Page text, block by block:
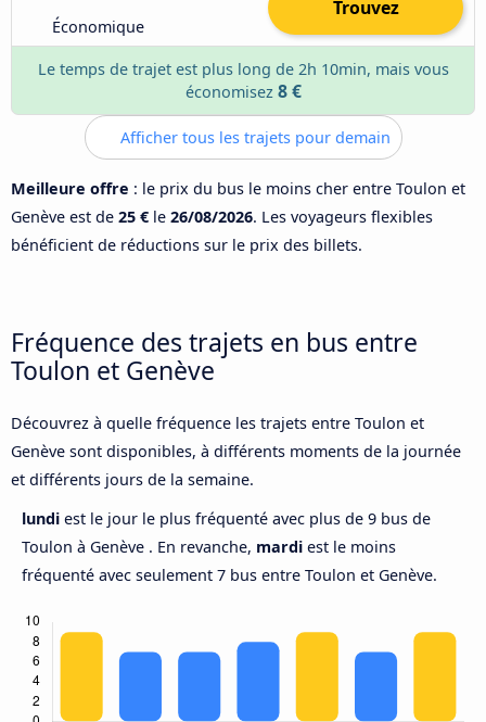
Économique
Trouvez
Le temps de trajet est plus long de 2h 10min, mais vous
économisez 8 €
Afficher tous les trajets pour demain
Meilleure offre : le prix du bus le moins cher entre Toulon et
Genève est de 25 € le 26/08/2026. Les voyageurs flexibles
bénéficient de réductions sur le prix des billets.
Fréquence des trajets en bus entre
Toulon et Genève
Découvrez à quelle fréquence les trajets entre Toulon et
Genève sont disponibles, à différents moments de la journée
et différents jours de la semaine.
lundi est le jour le plus fréquenté avec plus de 9 bus de
Toulon à Genève . En revanche, mardi est le moins
fréquenté avec seulement 7 bus entre Toulon et Genève.